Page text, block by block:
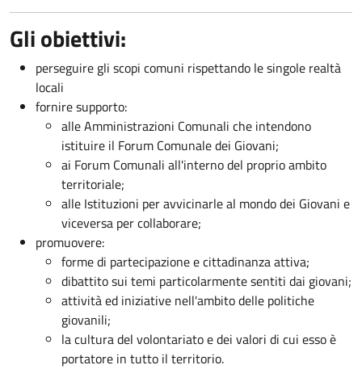
Gli obiettivi:
perseguire gli scopi comuni rispettando le singole realtà
locali
fornire supporto:
alle Amministrazioni Comunali che intendono
istituire il Forum Comunale dei Giovani;
ai Forum Comunali all'interno del proprio ambito
territoriale;
alle Istituzioni per avvicinarle al mondo dei Giovani e
viceversa per collaborare;
promuovere:
forme di partecipazione e cittadinanza attiva;
dibattito sui temi particolarmente sentiti dai giovani;
attività ed iniziative nell'ambito delle politiche
giovanili;
la cultura del volontariato e dei valori di cui esso è
portatore in tutto il territorio.